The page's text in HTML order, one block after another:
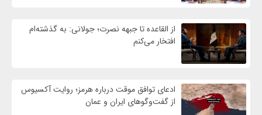
از القاعده تا جبهه نصرت؛ جولانی: به گذشته‌ام
افتخار می‌کنم
ادعای توافق موقت درباره هرمز؛ روایت آکسیوس
از گفت‌وگوهای ایران و عمان